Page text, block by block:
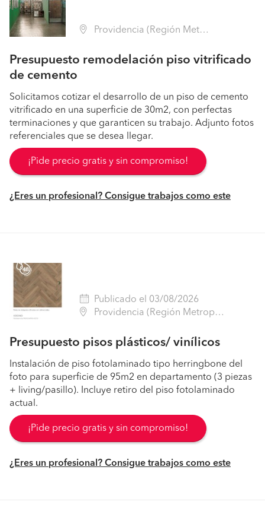
Providencia (Región Metropolitana - Santiago)
Presupuesto remodelación piso vitrificado
de cemento
Solicitamos cotizar el desarrollo de un piso de cemento
vitrificado en una superficie de 30m2, con perfectas
terminaciones y que garanticen su trabajo. Adjunto fotos
referenciales que se desea llegar.
¡Pide precio gratis y sin compromiso!
¿Eres un profesional? Consigue trabajos como este
Publicado el 03/08/2026
Providencia (Región Metropolitana - Santiago)
Presupuesto pisos plásticos/ vinílicos
Instalación de piso fotolaminado tipo herringbone del
foto para superficie de 95m2 en departamento (3 piezas
+ living/pasillo). Incluye retiro del piso fotolaminado
actual.
¡Pide precio gratis y sin compromiso!
¿Eres un profesional? Consigue trabajos como este